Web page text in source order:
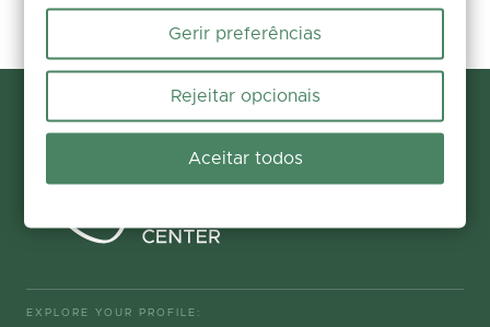
EXPLORE YOUR PROFILE:
Gerir preferências
Rejeitar opcionais
Aceitar todos